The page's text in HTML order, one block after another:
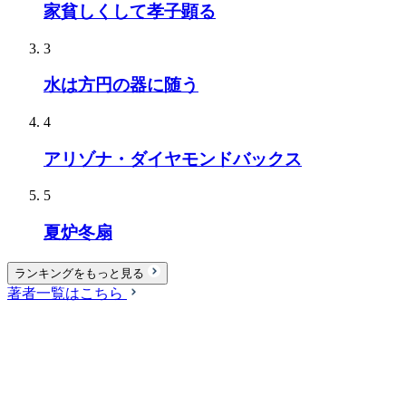
家貧しくして孝子顕る
3
水は方円の器に随う
4
アリゾナ・ダイヤモンドバックス
5
夏炉冬扇
ランキングをもっと見る
著者一覧はこちら